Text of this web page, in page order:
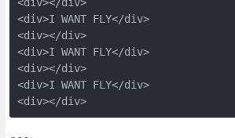
<div>I WANT FLY</div>
<div></div>
<div>I WANT FLY</div>
<div></div>
<div>I WANT FLY</div>
<div></div>